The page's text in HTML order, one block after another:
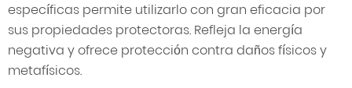
específicas permite utilizarlo con gran eficacia por
sus propiedades protectoras. Refleja la energía
negativa y ofrece protección contra daños físicos y
metafísicos.